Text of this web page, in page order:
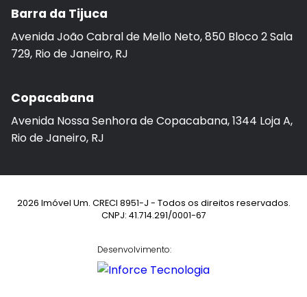
Barra da Tijuca
Avenida João Cabral de Mello Neto, 850 Bloco 2 Sala
729, Rio de Janeiro, RJ
Copacabana
Avenida Nossa Senhora de Copacabana, 1344 Loja A,
Rio de Janeiro, RJ
2026 Imóvel Um. CRECI 8951-J - Todos os direitos reservados.
CNPJ: 41.714.291/0001-67
Desenvolvimento: